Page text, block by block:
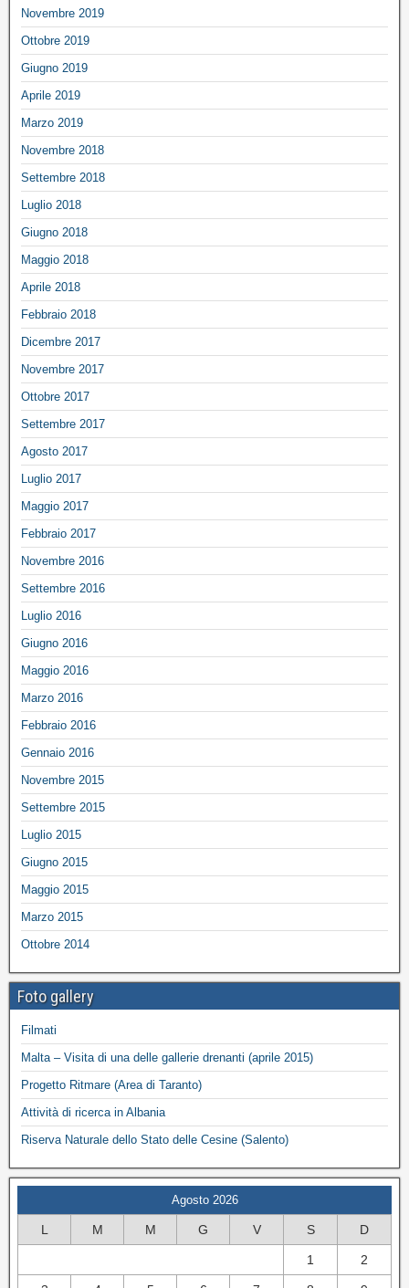
Novembre 2019
Ottobre 2019
Giugno 2019
Aprile 2019
Marzo 2019
Novembre 2018
Settembre 2018
Luglio 2018
Giugno 2018
Maggio 2018
Aprile 2018
Febbraio 2018
Dicembre 2017
Novembre 2017
Ottobre 2017
Settembre 2017
Agosto 2017
Luglio 2017
Maggio 2017
Febbraio 2017
Novembre 2016
Settembre 2016
Luglio 2016
Giugno 2016
Maggio 2016
Marzo 2016
Febbraio 2016
Gennaio 2016
Novembre 2015
Settembre 2015
Luglio 2015
Giugno 2015
Maggio 2015
Marzo 2015
Ottobre 2014
Foto gallery
Filmati
Malta – Visita di una delle gallerie drenanti (aprile 2015)
Progetto Ritmare (Area di Taranto)
Attività di ricerca in Albania
Riserva Naturale dello Stato delle Cesine (Salento)
Agosto 2026
L M M G V S D
1 2